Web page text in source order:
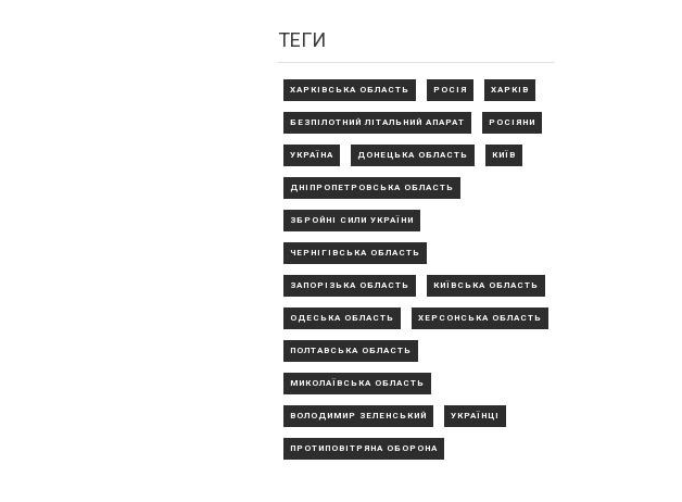
ТЕГИ
ХАРКІВСЬКА ОБЛАСТЬ РОСІЯ ХАРКІВ
БЕЗПІЛОТНИЙ ЛІТАЛЬНИЙ АПАРАТ РОСІЯНИ
УКРАЇНА ДОНЕЦЬКА ОБЛАСТЬ КИЇВ
ДНІПРОПЕТРОВСЬКА ОБЛАСТЬ
ЗБРОЙНІ СИЛИ УКРАЇНИ
ЧЕРНІГІВСЬКА ОБЛАСТЬ
ЗАПОРІЗЬКА ОБЛАСТЬ КИЇВСЬКА ОБЛАСТЬ
ОДЕСЬКА ОБЛАСТЬ ХЕРСОНСЬКА ОБЛАСТЬ
ПОЛТАВСЬКА ОБЛАСТЬ
МИКОЛАЇВСЬКА ОБЛАСТЬ
ВОЛОДИМИР ЗЕЛЕНСЬКИЙ УКРАЇНЦІ
ПРОТИПОВІТРЯНА ОБОРОНА